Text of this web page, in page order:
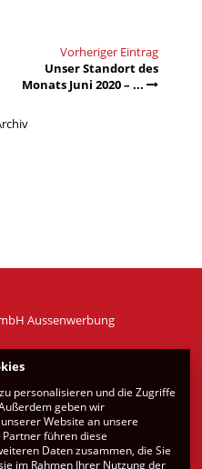
Vorheriger Eintrag
Unser Standort des
Monats Juni 2020 – ...
Aussenwerbung
personalisieren und die Zugriffe
geben wir
Website an unsere
führen diese
Daten zusammen, die Sie
im Rahmen Ihrer Nutzung der